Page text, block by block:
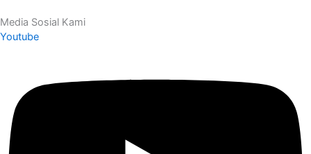
Media Sosial Kami
Youtube